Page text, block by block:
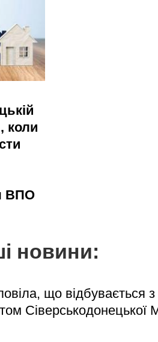
коли
ВПО
новини:
що відбувається з
Сіверськодонецької